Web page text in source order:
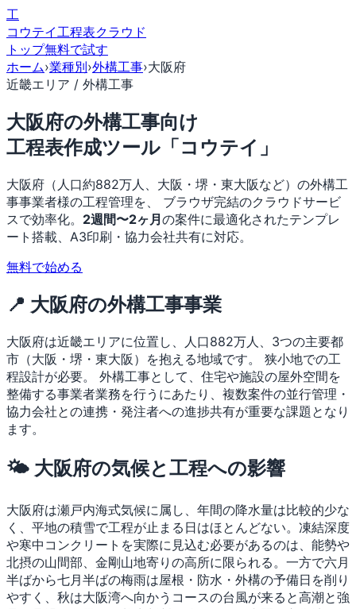
工
コウテイ工程表クラウド
トップ無料で試す
ホーム›業種別›外構工事›大阪府
近畿エリア / 外構工事
大阪府の外構工事向け
工程表作成ツール「コウテイ」
大阪府（人口約882万人、大阪・堺・東大阪など）の外構工
事事業者様の工程管理を、 ブラウザ完結のクラウドサービ
スで効率化。 2週間〜2ヶ月の案件に最適化されたテンプレ
ート搭載、A3印刷・協力会社共有に対応。
無料で始める
📍 大阪府の外構工事事業
大阪府は近畿エリアに位置し、人口882万人、3つの主要都
市（大阪・堺・東大阪）を抱える地域です。 狭小地での工
程設計が必要。
外構工事として、住宅や施設の屋外空間を
整備する事業者業務を行うにあたり、複数案件の並行管理・
協力会社との連携・発注者への進捗共有が重要な課題となり
ます。
🌤 大阪府の気候と工程への影響
大阪府は瀬戸内海式気候に属し、年間の降水量は比較的少な
く、平地の積雪で工程が止まる日はほとんどない。凍結深度
や寒中コンクリートを実際に見込む必要があるのは、能勢や
北摂の山間部、金剛山地寄りの高所に限られる。一方で六月
半ばから七月半ばの梅雨は屋根・防水・外構の予備日を削り
やすく、秋は大阪湾へ向かうコースの台風が来ると高潮と強